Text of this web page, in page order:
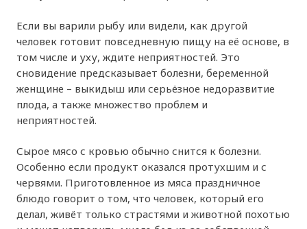
Если вы варили рыбу или видели, как другой
человек готовит повседневную пищу на её основе, в
том числе и уху, ждите неприятностей. Это
сновидение предсказывает болезни, беременной
женщине – выкидыш или серьёзное недоразвитие
плода, а также множество проблем и
неприятностей.
Сырое мясо с кровью обычно снится к болезни.
Особенно если продукт оказался протухшим и с
червями. Приготовленное из мяса праздничное
блюдо говорит о том, что человек, который его
делал, живёт только страстями и животной похотью